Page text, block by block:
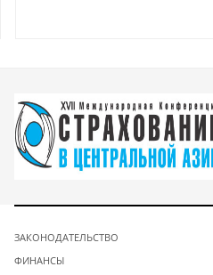
ЗАКОНОДАТЕЛЬСТВО
ФИНАНСЫ